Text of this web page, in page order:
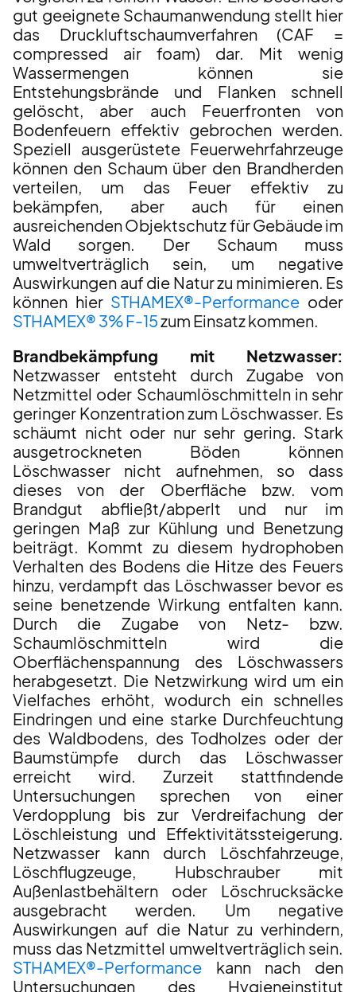
gut geeignete Schaumanwendung stellt hier
das Druckluftschaumverfahren (CAF =
compressed air foam) dar. Mit wenig
Wassermengen können sie
Entstehungsbrände und Flanken schnell
gelöscht, aber auch Feuerfronten von
Bodenfeuern effektiv gebrochen werden.
Speziell ausgerüstete Feuerwehrfahrzeuge
können den Schaum über den Brandherden
verteilen, um das Feuer effektiv zu
bekämpfen, aber auch für einen
ausreichenden Objektschutz für Gebäude im
Wald sorgen. Der Schaum muss
umweltverträglich sein, um negative
Auswirkungen auf die Natur zu minimieren. Es
können hier STHAMEX®-Performance oder
STHAMEX® 3% F-15zum Einsatz kommen.
Brandbekämpfung mit Netzwasser:
Netzwasser entsteht durch Zugabe von
Netzmittel oder Schaumlöschmitteln in sehr
geringer Konzentration zum Löschwasser. Es
schäumt nicht oder nur sehr gering. Stark
ausgetrockneten Böden können
Löschwasser nicht aufnehmen, so dass
dieses von der Oberfläche bzw. vom
Brandgut abfließt/abperlt und nur im
geringen Maß zur Kühlung und Benetzung
beiträgt. Kommt zu diesem hydrophoben
Verhalten des Bodens die Hitze des Feuers
hinzu, verdampft das Löschwasser bevor es
seine benetzende Wirkung entfalten kann.
Durch die Zugabe von Netz- bzw.
Schaumlöschmitteln wird die
Oberflächenspannung des Löschwassers
herabgesetzt. Die Netzwirkung wird um ein
Vielfaches erhöht, wodurch ein schnelles
Eindringen und eine starke Durchfeuchtung
des Waldbodens, des Todholzes oder der
Baumstümpfe durch das Löschwasser
erreicht wird. Zurzeit stattfindende
Untersuchungen sprechen von einer
Verdopplung bis zur Verdreifachung der
Löschleistung und Effektivitätssteigerung.
Netzwasser kann durch Löschfahrzeuge,
Löschflugzeuge, Hubschrauber mit
Außenlastbehältern oder Löschrucksäcke
ausgebracht werden. Um negative
Auswirkungen auf die Natur zu verhindern,
muss das Netzmittel umweltverträglich sein.
STHAMEX®-Performance kann nach den
Untersuchungen des Hygieneinstitut